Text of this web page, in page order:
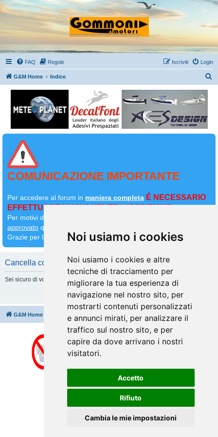
Noi usiamo i cookies
Noi usiamo i cookies e altre
tecniche di tracciamento per
migliorare la tua esperienza di
navigazione nel nostro sito, per
mostrarti contenuti personalizzati
e annunci mirati, per analizzare il
traffico sul nostro sito, e per
capire da dove arrivano i nostri
visitatori.
Accetto
Rifiuto
Cambia le mie impostazioni
FAQ Regole Login
Iscriviti
G&M Home Indice
COMUNICAZIONE IMPORTANTE
Per accedere al forum in maniera completa É NECESSARIO
EFFETTUARE NUOVAMENTE L'ISCRIZIONE
Per motivi di sicurezza il
approvato quindi
Grazie per la comprensione
Cancella cookie
Sei sicuro di volere cancellare tutti i cookie di questa Board?
G&M Home Tutti gli orari sonoUTC+02:00
Cancella cookie
phpBB® Forum Software © phpBB Limited